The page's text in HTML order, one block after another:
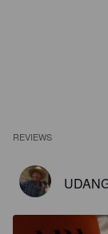
REVIEWS